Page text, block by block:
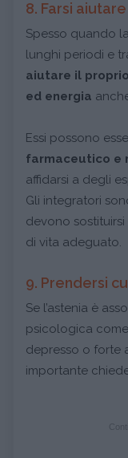
8. Farsi
Spesso quando
lunghi periodi e
aiutare il
ed energia
Essi possono
farmaceutico e
affidarsi a degli
Gli integratori
devono
di vita adeguato.
9. Prendersi
Se l’astenia è
psicologica come
depresso o forte
importante